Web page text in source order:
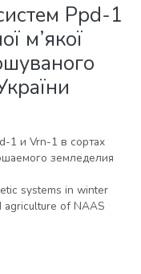
Ppd-1
м’якої
1 и Vrn-1 в сортах
земледелия
systems in winter
of NAAS